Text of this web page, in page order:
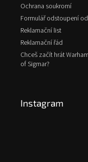
Ochrana soukromí
Formulář odstoupení
Reklamační list
Reklamační řád
Chceš začít hrát
of Sigmar?
Instagram